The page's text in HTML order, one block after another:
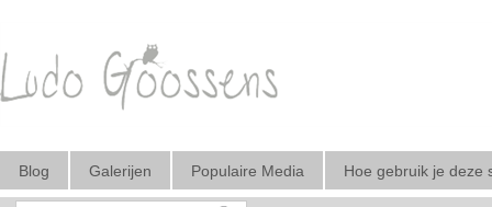
Blog Galerijen Populaire Media Hoe gebruik je deze